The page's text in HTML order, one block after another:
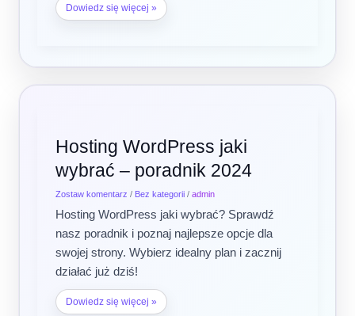
Dowiedz się więcej »
Hosting WordPress jaki
wybrać – poradnik 2024
Zostaw komentarz / Bez kategorii/ admin
Hosting WordPress jaki wybrać? Sprawdź
nasz poradnik i poznaj najlepsze opcje dla
swojej strony. Wybierz idealny plan i zacznij
działać już dziś!
Hosting
WordPress
jaki
wybrać
–
poradnik
Dowiedz się więcej »